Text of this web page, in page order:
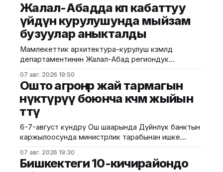
Жалал-Абадда көп кабаттуу
үйдүн курулушунда мыйзам
бузуулар аныкталды
Мамлекеттик архитектура-курулуш көзөмөлдөө
департаментинин Жалал-Абад региондук
текшерүү жүргүздү. Бул тууралуу Курулуш
министрлигинин басма сөз кызматы билдирди.
Маалыматка ылайык, текшерүү Байзаков көчөсү, 46
дарегинде курулуп жаткан объектте өткөрүлүп,
техникалык талаптардын бузулганы аныкталды.
Белгиленгендей, курулуш иштери бекитилген
долбоордук документациядан четтөө менен
жүргүзүлгөн. Ошондой эле
07 авг. 2026 19:50
Ошто агроөнөр жай тармагын
өнүктүрүү боюнча көчмө жыйын
өттү
6-7-август күндөрү Ош шаарында Дүйнөлүк банктын
каржылоосунда министрлик тарабынан ишке
шаарынын аймактык экономикалык өнүгүүсү"
долбоорунун алкагында Өндүрүмдүү өнөктөштүк
07 авг. 2026 19:30
Бишкектеги 10-кичирайондо